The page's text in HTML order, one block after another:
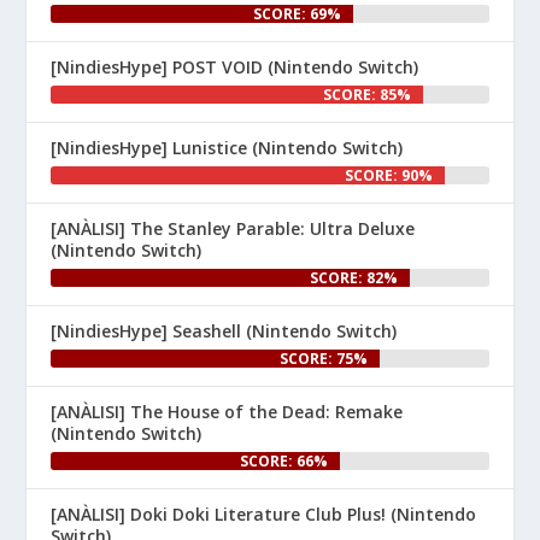
1
Nintenhype.Cat @nintenhype.cat
⋅
1m
El món dels videojocs: ⚡🔥💥💀
1
SCORE: 69%
[NindiesHype] POST VOID (Nintendo Switch)
SCORE: 85%
[NindiesHype] Lunistice (Nintendo Switch)
SCORE: 90%
[ANÀLISI] The Stanley Parable: Ultra Deluxe
(Nintendo Switch)
SCORE: 82%
[NindiesHype] Seashell (Nintendo Switch)
SCORE: 75%
[ANÀLISI] The House of the Dead: Remake
(Nintendo Switch)
SCORE: 66%
[ANÀLISI] Doki Doki Literature Club Plus! (Nintendo